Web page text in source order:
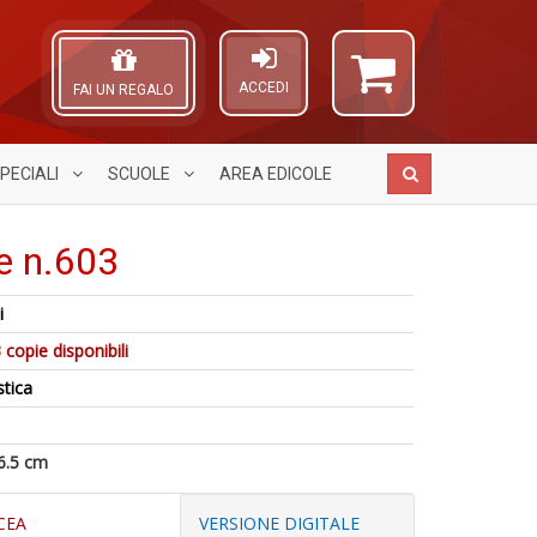
ACCEDI
FAI UN REGALO
SCUOLE AREA EDICOLE
n.603
copie disponibili
cm
VERSIONE DIGITALE